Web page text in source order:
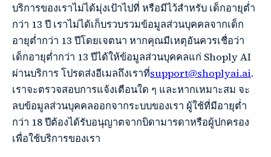
บริการของเราไม่ได้มุ่งเป้าไปที่ หรือมีไว้สำหรับ เด็กอายุต่ำ
กว่า 13 ปี เราไม่ได้เก็บรวบรวมข้อมูลส่วนบุคคลจากเด็ก
อายุต่ำกว่า 13 ปีโดยเจตนา หากคุณมีเหตุอันควรเชื่อว่า
เด็กอายุต่ำกว่า 13 ปีได้ให้ข้อมูลส่วนบุคคลแก่ Shoply AI
ผ่านบริการ โปรดส่งอีเมลถึงเราที่support@shoplyai.ai.
เราจะตรวจสอบการแจ้งเตือนใด ๆ และหากเหมาะสม จะ
ลบข้อมูลส่วนบุคคลออกจากระบบของเรา ผู้ใช้ที่มีอายุต่ำ
กว่า 18 ปีต้องได้รับอนุญาตจากบิดามารดาหรือผู้ปกครอง
เพื่อใช้บริการของเรา